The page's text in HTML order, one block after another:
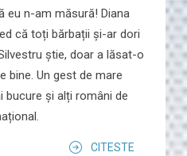
eu n-am măsură! Diana
că toți bărbații și-ar dori
știe, doar a lăsat-o
bine. Un gest de mare
bucure și alți români de
CITESTE